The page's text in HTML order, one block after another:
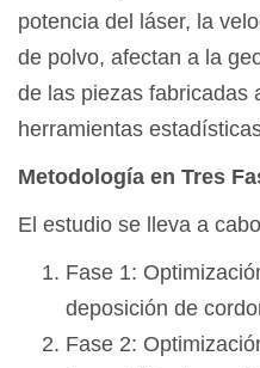
potencia del láser, la
de polvo, afectan a la
de las piezas fabricadas
herramientas
Metodología en Tres
El estudio se lleva a
Fase 1:
deposición de
Fase 2: